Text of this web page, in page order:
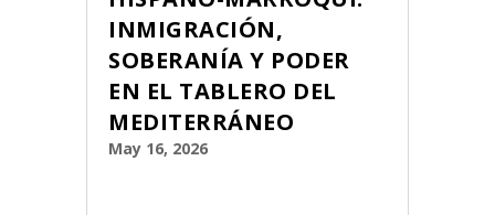
INMIGRACIÓN,
SOBERANÍA Y PODER
EN EL TABLERO DEL
MEDITERRÁNEO
May 16, 2026